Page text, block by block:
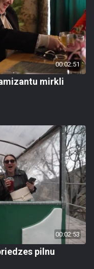
00:02:51
mirkli
00:02:53
pilnu